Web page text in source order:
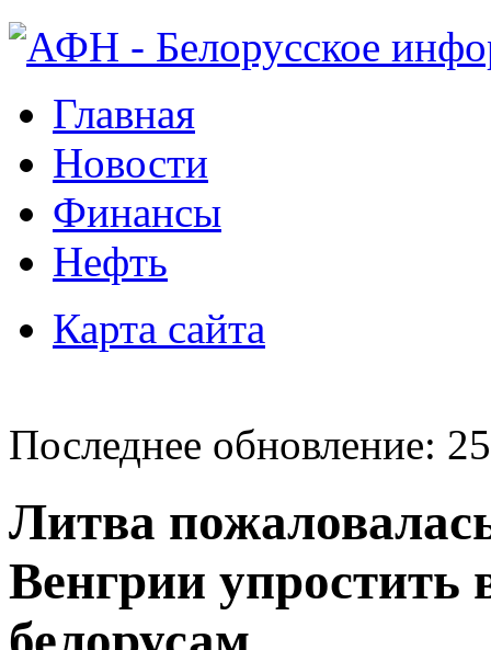
Главная
Новости
Финансы
Нефть
Карта сайта
Последнее обновление:
Литва
Венгрии упростить